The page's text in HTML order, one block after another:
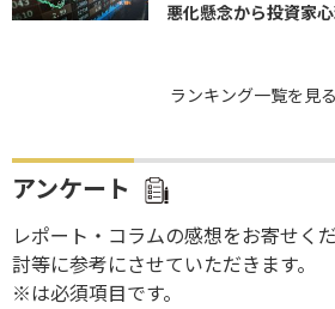
悪化懸念から投資家
ランキング一覧を見る
アンケート
レポート・コラムの感想をお寄せく
討等に参考にさせていただきます。
※は必須項目です。